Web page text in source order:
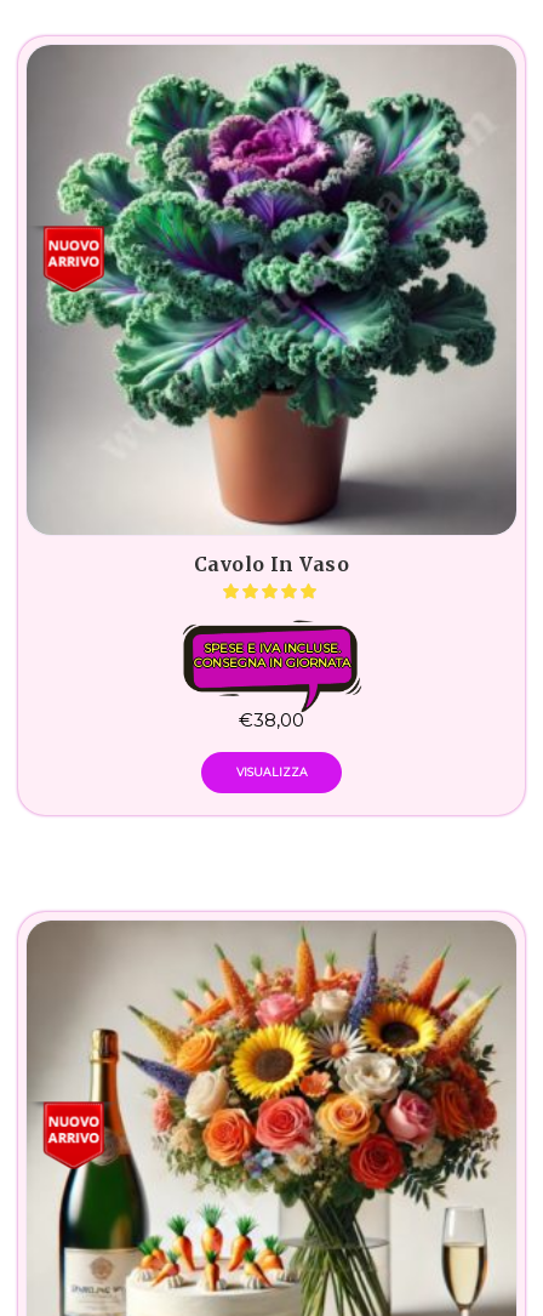
Cavolo In Vaso
SPESE E IVA INCLUSE.
CONSEGNA IN GIORNATA
€38,00
VISUALIZZA